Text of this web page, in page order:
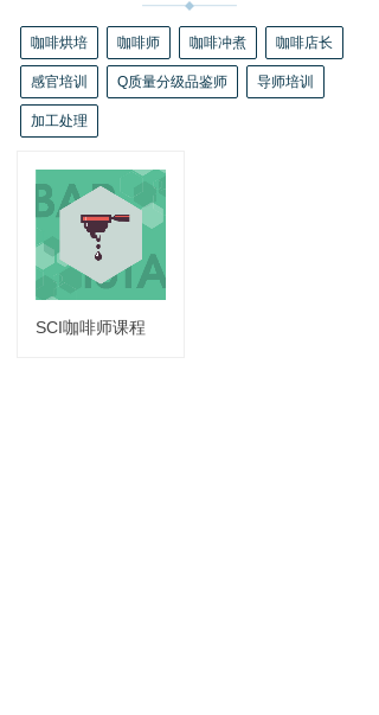
咖啡烘培 咖啡师 咖啡冲煮 咖啡店长
感官培训 Q质量分级品鉴师 导师培训
加工处理
SCI咖啡师课程